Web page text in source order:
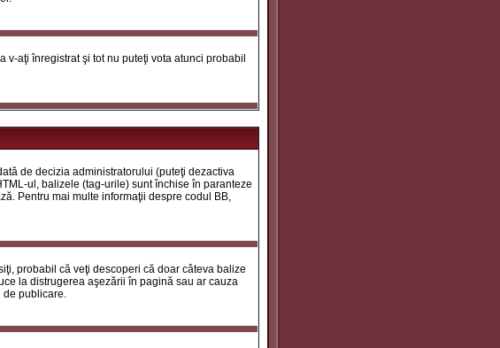
aţi înregistrat şi tot nu puteţi vota atunci probabil
de decizia administratorului (puteţi dezactiva
ul, balizele (tag-urile) sunt închise în paranteze
Pentru mai multe informaţii despre codul BB,
probabil că veţi descoperi că doar câteva balize
la distrugerea aşezării în pagină sau ar cauza
de publicare.